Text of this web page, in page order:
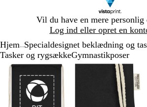
Vil du have en mere personlig
Log ind eller opret en
1
Hjem Specialdesignet beklædning og
Tasker og rygsækkeGymnastikposer
Zoombart
billede
Zoomet
til
minimum
Klik
for
at
udvide
Brug
tasterne
plus
og
Zoombart
billede
Zoomet
til
minimum
Klik
for
udvide
Brug
tasterne
plus
og
Slide